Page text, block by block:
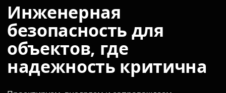
Инженерная
безопасность для
объектов, где
надежность критична